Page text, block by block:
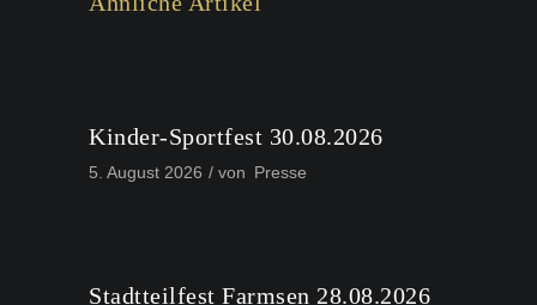
Kinder-Sportfest 30.08.2026
5. August 2026 von Presse
Stadtteilfest Farmsen 28.08.2026